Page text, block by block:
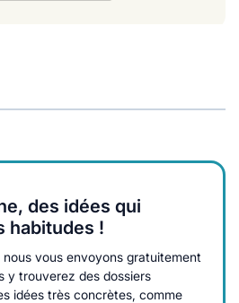
des idées qui
habitudes !
nous vous envoyons gratuitement
y trouverez des dossiers
idées très concrètes, comme